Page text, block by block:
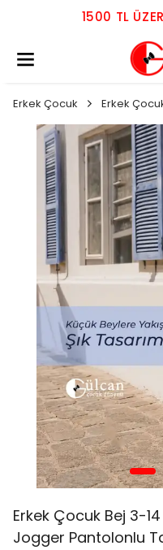
1500 TL
Erkek Çocuk Erkek
Erkek Çocuk Bej 3-
Jogger Pantolonlu